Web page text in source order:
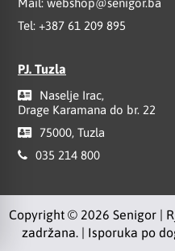
Mail: webshop@senigor.ba
Tel: +387 61 209 895
PJ. Tuzla
Naselje Irac,
Drage Karamana do br. 22
75000, Tuzla
035 214 800
Copyright © 2026 Senigor |
zadržana. | Isporuka po